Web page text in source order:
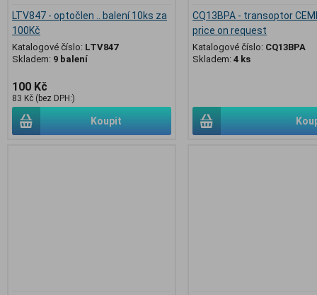
LTV847 - optočlen .. balení 10ks za
100Kč
Katalogové číslo: LTV847
Skladem: 9 balení
100 Kč
83 Kč (bez DPH:)
Koupit
CQ13BPA - transoptor
price on request
Katalogové číslo: CQ13BPA
Skladem: 4 ks